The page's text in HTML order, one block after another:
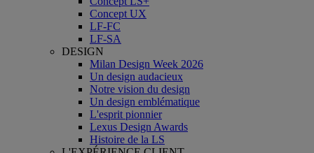
Concept UX
LF-FC
LF-SA
DESIGN
Milan Design Week 2026
Un design audacieux
Notre vision du design
Un design emblématique
L'esprit pionnier
Lexus Design Awards
Histoire de la LS